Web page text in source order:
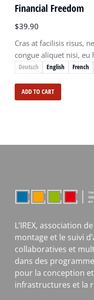
Deutsch English French
Financial Freedom
$39.90
Cras at facilisis risus,
congue aliquet nisi,
ADD TO CART
L’IREX, association
montage et le suivi
collaboratives et
dans des
pour la conception
infrastructures et la